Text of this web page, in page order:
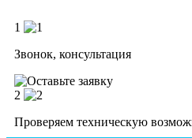
1
Звонок, консультация
2
Проверяем техническую